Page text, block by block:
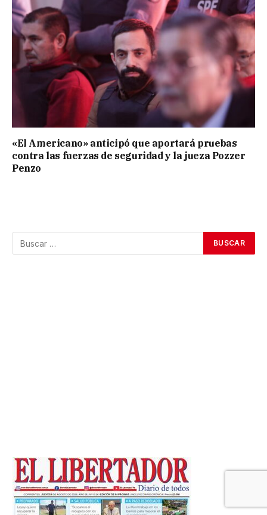
«El Americano» anticipó que aportará pruebas
contra las fuerzas de seguridad y la jueza Pozzer
Penzo